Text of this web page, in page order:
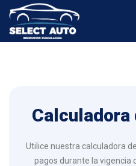
Utilice nuestra calculadora
pagos durante la vigencia